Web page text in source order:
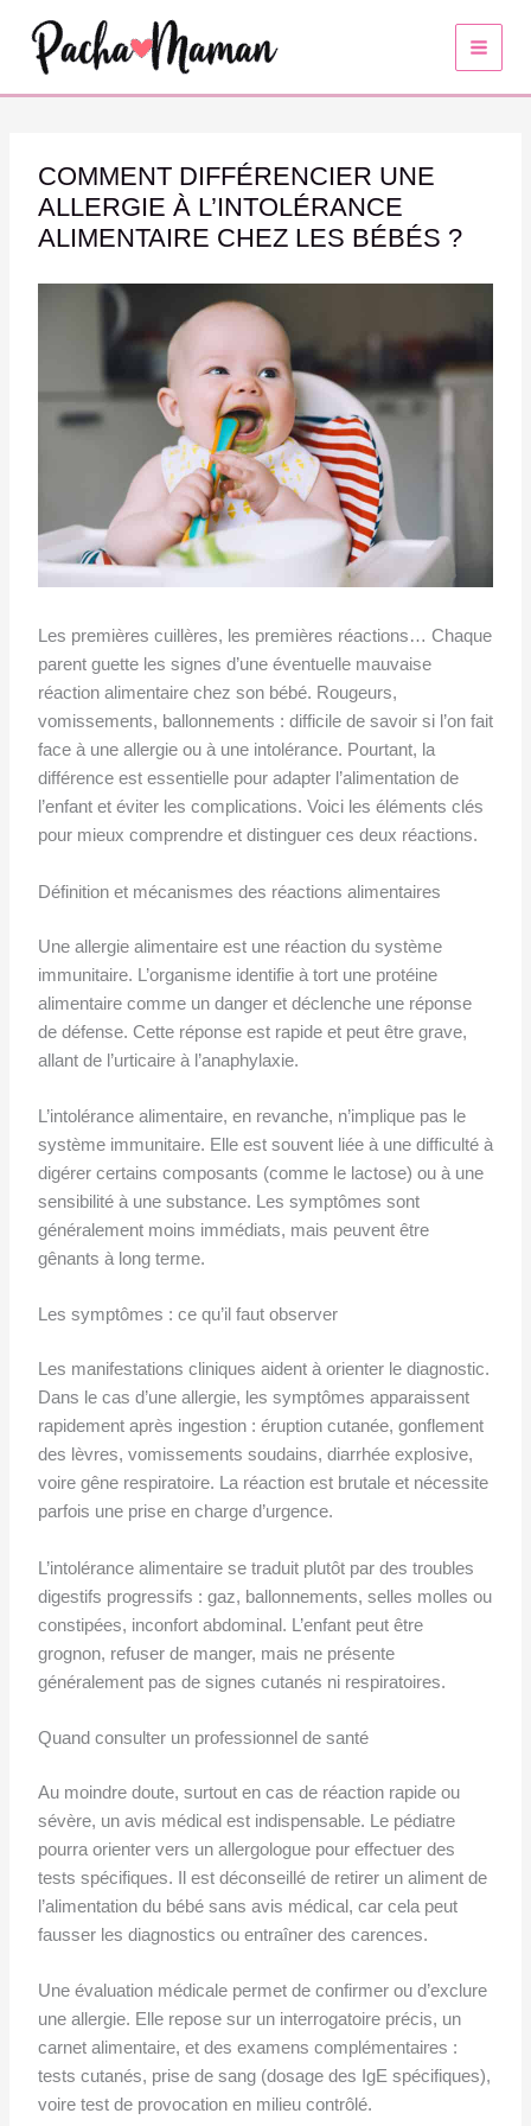
contenu
COMMENT DIFFÉRENCIER UNE
ALLERGIE À L’INTOLÉRANCE
ALIMENTAIRE CHEZ LES BÉBÉS ?
Les premières cuillères, les premières réactions… Chaque
parent guette les signes d’une éventuelle mauvaise
réaction alimentaire chez son bébé. Rougeurs,
vomissements, ballonnements : difficile de savoir si l’on fait
face à une allergie ou à une intolérance. Pourtant, la
différence est essentielle pour adapter l’alimentation de
l’enfant et éviter les complications. Voici les éléments clés
pour mieux comprendre et distinguer ces deux réactions.
Définition et mécanismes des réactions alimentaires
Une allergie alimentaire est une réaction du système
immunitaire. L’organisme identifie à tort une protéine
alimentaire comme un danger et déclenche une réponse
de défense. Cette réponse est rapide et peut être grave,
allant de l’urticaire à l’anaphylaxie.
L’intolérance alimentaire, en revanche, n’implique pas le
système immunitaire. Elle est souvent liée à une difficulté à
digérer certains composants (comme le lactose) ou à une
sensibilité à une substance. Les symptômes sont
généralement moins immédiats, mais peuvent être
gênants à long terme.
Les symptômes : ce qu’il faut observer
Les manifestations cliniques aident à orienter le diagnostic.
Dans le cas d’une allergie, les symptômes apparaissent
rapidement après ingestion : éruption cutanée, gonflement
des lèvres, vomissements soudains, diarrhée explosive,
voire gêne respiratoire. La réaction est brutale et nécessite
parfois une prise en charge d’urgence.
L’intolérance alimentaire se traduit plutôt par des troubles
digestifs progressifs : gaz, ballonnements, selles molles ou
constipées, inconfort abdominal. L’enfant peut être
grognon, refuser de manger, mais ne présente
généralement pas de signes cutanés ni respiratoires.
Quand consulter un professionnel de santé
Au moindre doute, surtout en cas de réaction rapide ou
sévère, un avis médical est indispensable. Le pédiatre
pourra orienter vers un allergologue pour effectuer des
tests spécifiques. Il est déconseillé de retirer un aliment de
l’alimentation du bébé sans avis médical, car cela peut
fausser les diagnostics ou entraîner des carences.
Une évaluation médicale permet de confirmer ou d’exclure
une allergie. Elle repose sur un interrogatoire précis, un
carnet alimentaire, et des examens complémentaires :
tests cutanés, prise de sang (dosage des IgE spécifiques),
voire test de provocation en milieu contrôlé.